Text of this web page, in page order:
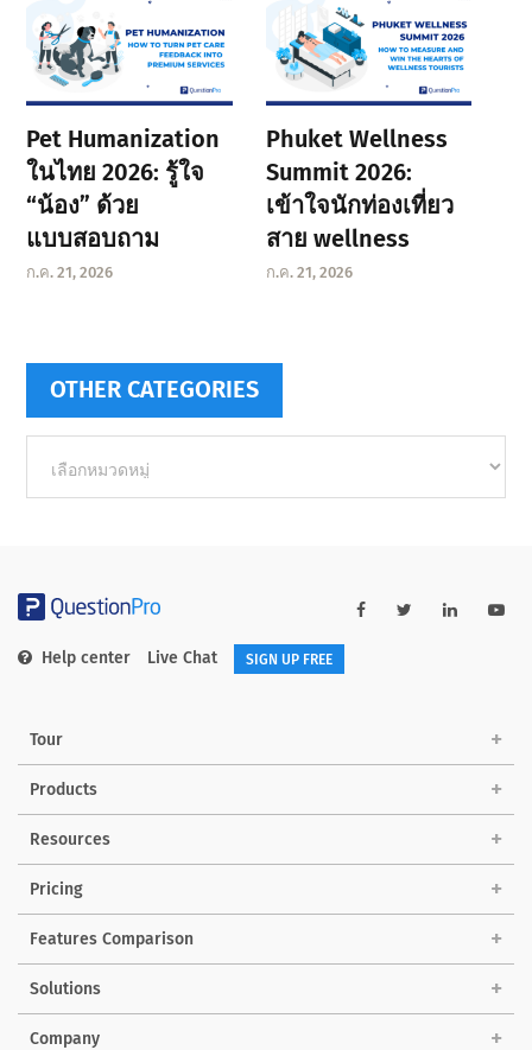
Pet Humanization
ในไทย 2026: รู้ใจ
“น้อง” ด้วย
แบบสอบถาม
ก.ค. 21, 2026
Phuket Wellness
Summit 2026:
เข้าใจนักท่องเที่ยว
สาย wellness
ก.ค. 21, 2026
OTHER CATEGORIES
categories
Help center Live Chat SIGN UP FREE
Tour
Products
Resources
Pricing
Features Comparison
Solutions
Company